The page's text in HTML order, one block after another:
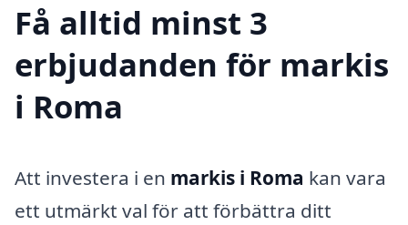
Få alltid minst 3
erbjudanden för markis
i Roma
Att investera i en markis i Roma kan vara
ett utmärkt val för att förbättra ditt